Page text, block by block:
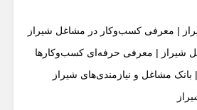
| معرفی کسب‌وکار در مشاغل شیراز
شیراز | معرفی حرفه‌ای کسب‌وکارها
مشاغل و نیازمندی‌های شیراز